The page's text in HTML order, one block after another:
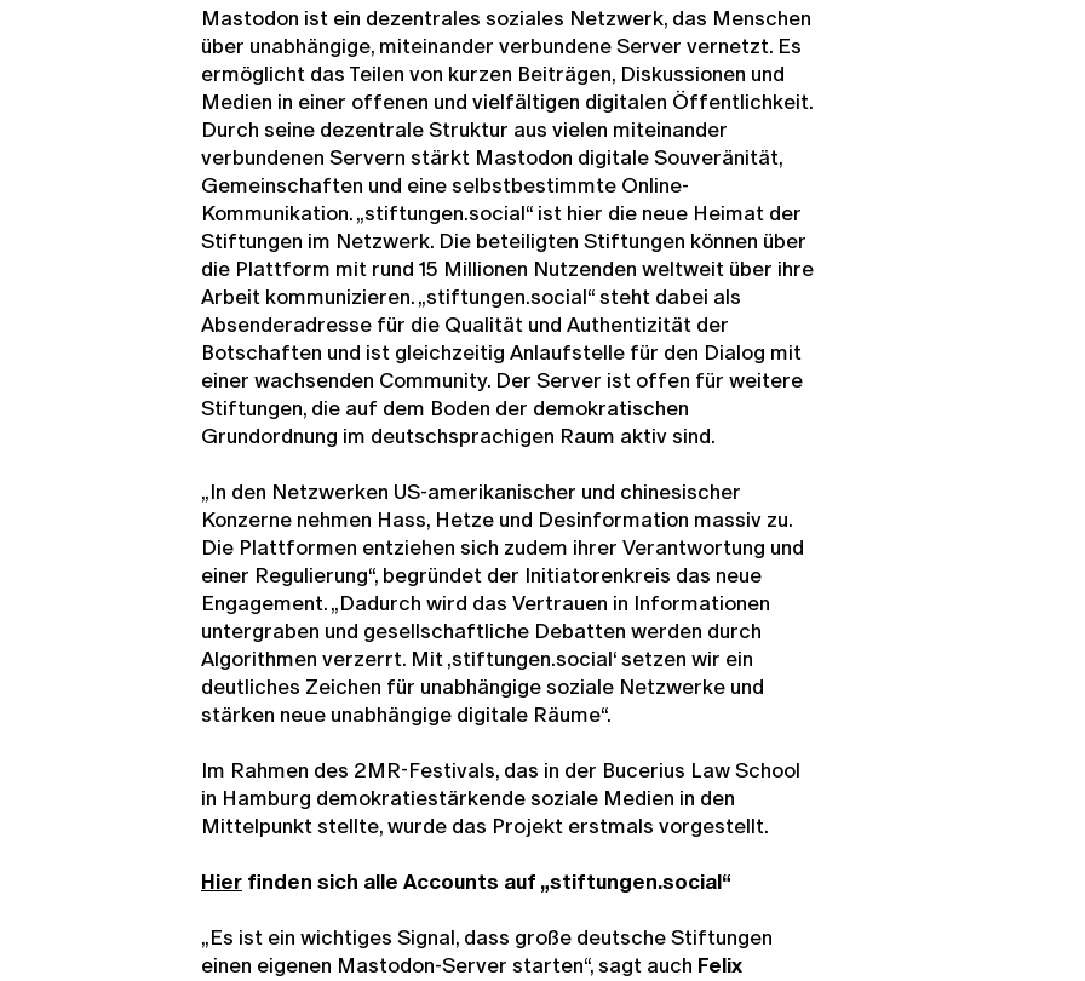
Mastodon ist ein dezentrales soziales Netzwerk, das Menschen
über unabhängige, miteinander verbundene Server vernetzt. Es
ermöglicht das Teilen von kurzen Beiträgen, Diskussionen und
Medien in einer offenen und vielfältigen digitalen Öffentlichkeit.
Durch seine dezentrale Struktur aus vielen miteinander
verbundenen Servern stärkt Mastodon digitale Souveränität,
Gemeinschaften und eine selbstbestimmte Online-
Kommunikation. „stiftungen.social“ ist hier die neue Heimat der
Stiftungen im Netzwerk. Die beteiligten Stiftungen können über
die Plattform mit rund 15 Millionen Nutzenden weltweit über ihre
Arbeit kommunizieren. „stiftungen.social“ steht dabei als
Absenderadresse für die Qualität und Authentizität der
Botschaften und ist gleichzeitig Anlaufstelle für den Dialog mit
einer wachsenden Community. Der Server ist offen für weitere
Stiftungen, die auf dem Boden der demokratischen
Grundordnung im deutschsprachigen Raum aktiv sind.
„In den Netzwerken US-amerikanischer und chinesischer
Konzerne nehmen Hass, Hetze und Desinformation massiv zu.
Die Plattformen entziehen sich zudem ihrer Verantwortung und
einer Regulierung“, begründet der Initiatorenkreis das neue
Engagement. „Dadurch wird das Vertrauen in Informationen
untergraben und gesellschaftliche Debatten werden durch
Algorithmen verzerrt. Mit ‚stiftungen.social‘ setzen wir ein
deutliches Zeichen für unabhängige soziale Netzwerke und
stärken neue unabhängige digitale Räume“.
Im Rahmen des 2MR-Festivals, das in der Bucerius Law School
in Hamburg demokratiestärkende soziale Medien in den
Mittelpunkt stellte, wurde das Projekt erstmals vorgestellt.
Hier finden sich alle Accounts auf „stiftungen.social“
„Es ist ein wichtiges Signal, dass große deutsche Stiftungen
einen eigenen Mastodon-Server starten“, sagt auch Felix